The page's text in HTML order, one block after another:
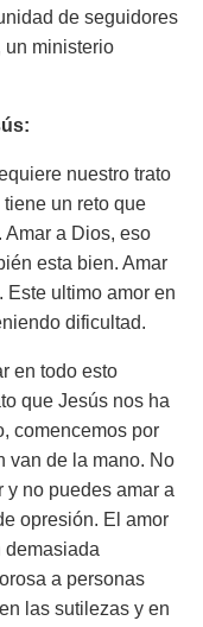
de seguidores
un ministerio
nuestro trato
un reto que
Amar a Dios, eso
esta bien. Amar
Este ultimo amor en
dificultad.
en todo esto
que Jesús nos ha
comencemos por
van de la mano. No
y no puedes amar a
opresión. El amor
demasiada
a personas
las sutilezas y en